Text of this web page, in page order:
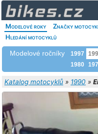
Modelové roky Značky
Hledání motocyklů
Modelové ročníky 1997
1980
Katalog motocyklů » 1990 »